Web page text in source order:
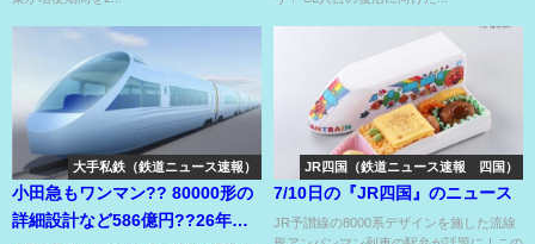
大手私鉄（鉄道ニュース速報）
小田急もワンマン?? 80000形の
詳細設計など586億円??26年度
JR四国（鉄道ニュース速報 四国）
7/10日の『JR四国』のニュース
JR予讃線の8000系デザインを施した流線